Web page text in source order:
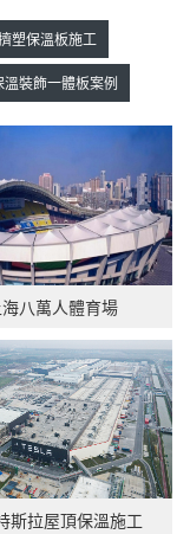
塑保溫板施工
溫裝飾一體板案例
海八萬人體育場
斯拉屋頂保溫施工